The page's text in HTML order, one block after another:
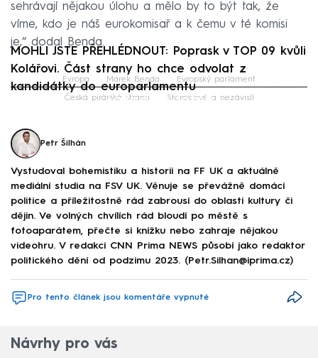
sehrávají nějakou úlohu a mělo by to být tak, že
víme, kdo je náš eurokomisař a k čemu v té komisi
je,“ dodal Benda.
MOHLI JSTE PŘEHLÉDNOUT: Poprask v TOP 09 kvůli
Kolářovi. Část strany ho chce odvolat z
kandidátky do europarlamentu
Failed to fetch
Evropa Marek Benda Evropský parlament
Česká pirátská strana Starostové a nezávislí
Petr Šilhán
Vystudoval bohemistiku a historii na FF UK a aktuálně
mediální studia na FSV UK. Věnuje se převážně domácí
politice a příležitostně rád zabrousí do oblasti kultury či
dějin. Ve volných chvílích rád bloudí po městě s
fotoaparátem, přečte si knížku nebo zahraje nějakou
videohru. V redakci CNN Prima NEWS působí jako redaktor
politického dění od podzimu 2023. (Petr.Silhan@iprima.cz)
Pro tento článek jsou komentáře vypnuté
Návrhy pro vás